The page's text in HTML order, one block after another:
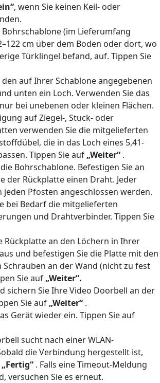
, wenn Sie keinen Keil- oder
Bohrschablone (im Lieferumfang
cm über dem Boden oder dort, wo
Türklingel befand, auf. Tippen Sie
den auf Ihrer Schablone angegebenen
unten ein Loch. Verwenden Sie das
bei unebenen oder kleinen Flächen.
auf Ziegel-, Stuck- oder
verwenden Sie die mitgelieferten
die in das Loch eines 5,41-
Tippen Sie auf „Weiter“ .
Bohrschablone. Befestigen Sie an
der Rückplatte einen Draht. Jeder
jeden Pfosten angeschlossen werden.
bei Bedarf die mitgelieferten
und Drahtverbinder. Tippen Sie
Rückplatte an den Löchern in Ihrer
und befestigen Sie die Platte mit den
an der Wand (nicht zu fest
Sie auf „Weiter“.
sichern Sie Ihre Video Doorbell an der
Sie auf „Weiter“ .
Gerät wieder ein. Tippen Sie auf
sucht nach einer WLAN-
die Verbindung hergestellt ist,
„Fertig“ . Falls eine Timeout-Meldung
versuchen Sie es erneut.